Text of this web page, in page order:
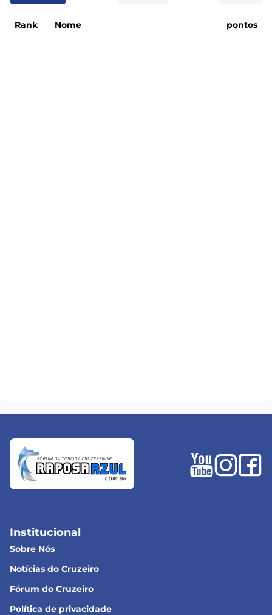
Rank Nome pontos
Institucional
Sobre Nós
Notícias do Cruzeiro
Fórum do Cruzeiro
Política de privacidade